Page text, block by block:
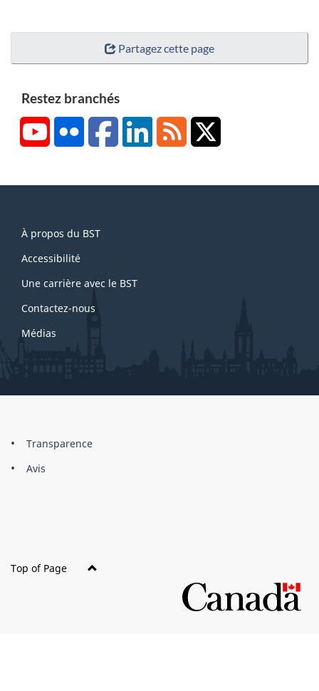
Partagez cette page
Restez branchés
YouTubeFlickr FacebookLinkedInRSS
this
site
À propos du BST
Accessibilité
Une carrière avec le BST
Contactez-nous
Médias
About
this
Brand
Transparence
Avis
Top of Page